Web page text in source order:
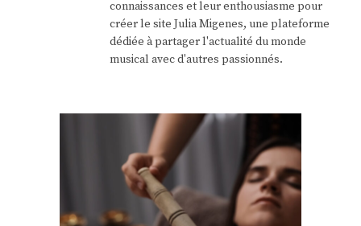
connaissances et leur enthousiasme pour
créer le site Julia Migenes, une plateforme
dédiée à partager l'actualité du monde
musical avec d'autres passionnés.